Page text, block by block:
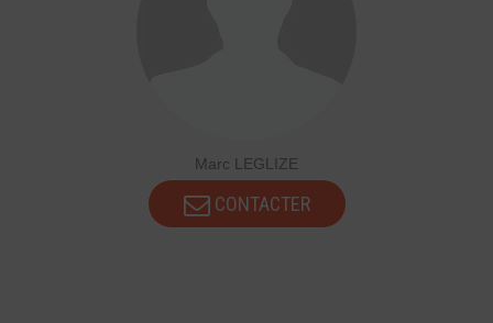
Marc LEGLIZE
CONTACTER